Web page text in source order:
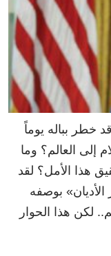
خطر بباله يوماً
إلى العالم؟ وما
هذا الأمل؟ لقد
بوصفه
لكن هذا الحوار